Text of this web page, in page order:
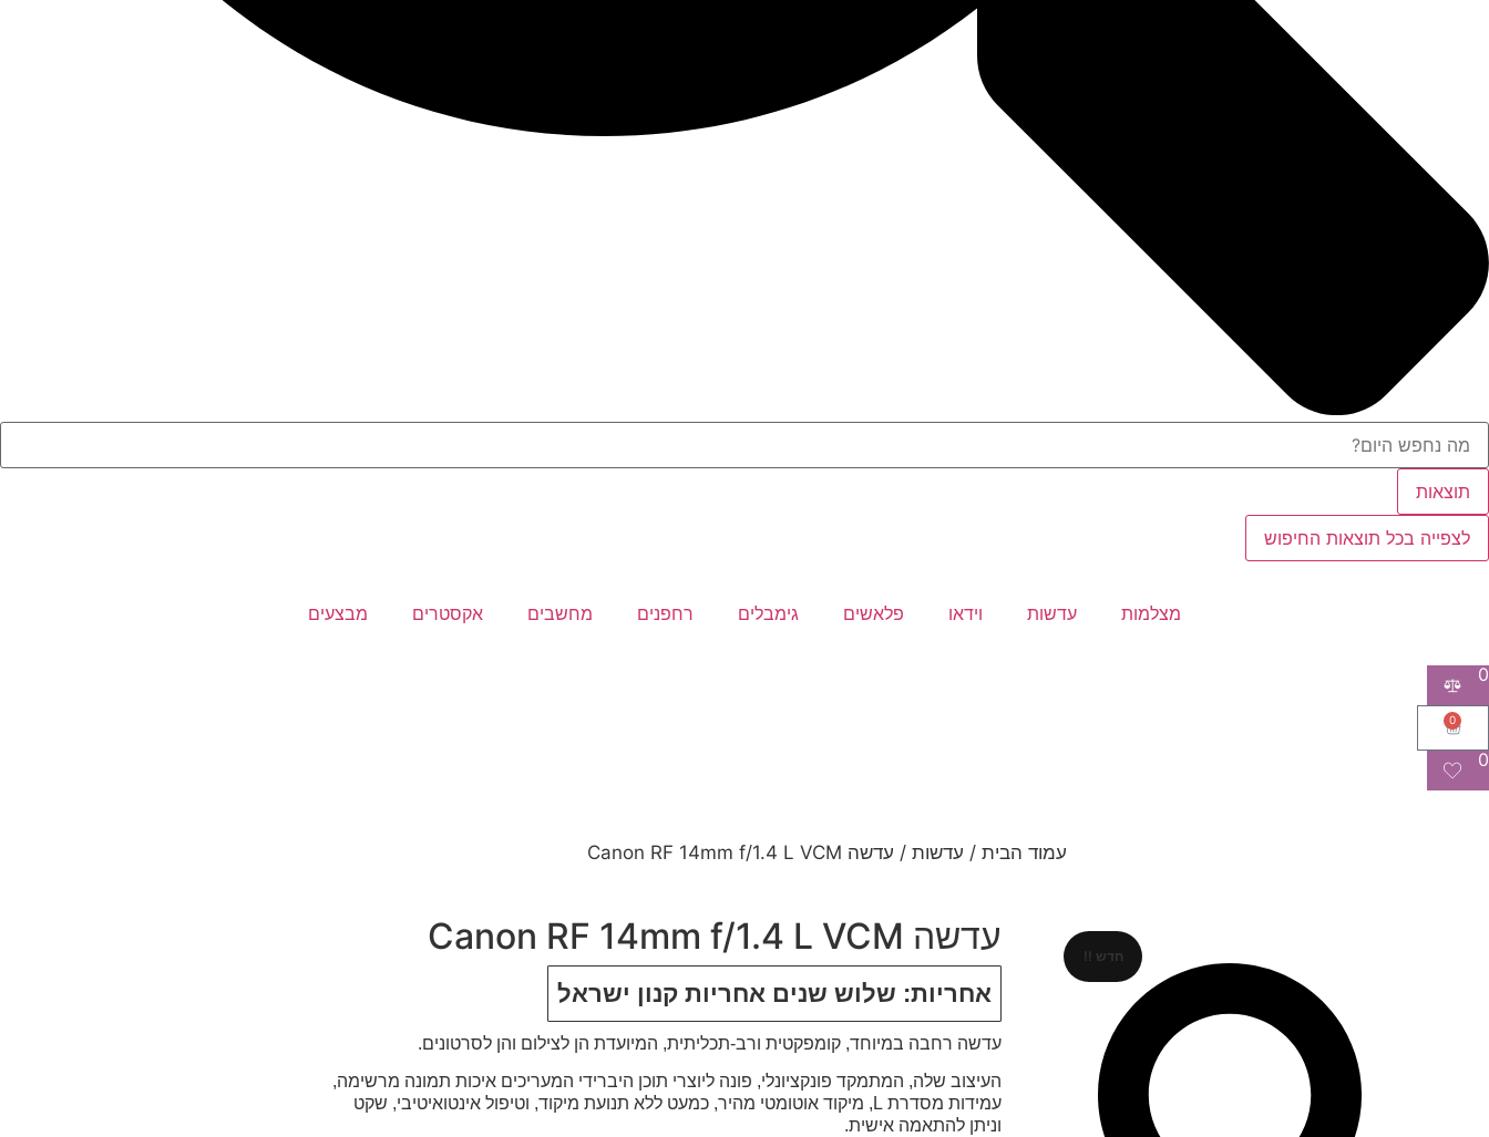
תוצאות
לצפייה בכל תוצאות החיפוש
מצלמות עדשות וידאו פלאשים גימבלים רחפנים מחשבים אקסטרים מבצעים
0
0
0
עמוד הבית / עדשות / עדשה Canon RF 14mm f/1.4 L VCM
חדש !! עדשה Canon RF 14mm f/1.4 L VCM
אחריות: שלוש שנים אחריות קנון ישראל
עדשה רחבה במיוחד, קומפקטית ורב-תכליתית, המיועדת הן לצילום והן לסרטונים.
העיצוב שלה, המתמקד פונקציונלי, פונה ליוצרי תוכן היברידי המעריכים איכות תמונה מרשימה,
עמידות מסדרת L, מיקוד אוטומטי מהיר, כמעט ללא תנועת מיקוד, וטיפול אינטואיטיבי, שקט
וניתן להתאמה אישית.